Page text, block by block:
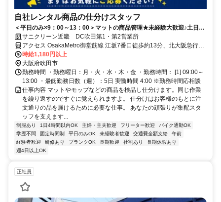
自社レンタル商品の仕分けスタッフ
＜平日のみ×9：00～13：00＞マットの商品管理★未経験大歓迎♪土日祝
休み！
サニクリーン近畿 DC吹田第1・第2営業所
アクセス OsakaMetro御堂筋線 江坂7番口徒歩約13分、北大阪急行電
鉄 江坂7番口徒歩約13分、ＪＲおおさか東線/ＪＲ関西本線〔大和路
線〕 南吹田北口徒歩約14分
時給1,180円以上
大阪府吹田市
勤務時間 ・勤務曜日：月・火・水・木・金 ・勤務時間： [1] 09:00～
13:00 ・最低勤務日数（週）：5日 実働時間 4:00 ※勤務時間応相談
仕事内容 マットやモップなどの商品を検品し仕分けます。同じ作業
を繰り返すのですぐに覚えられますよ。 仕分けはお客様のもとに注
文通りの品を届けるために必要な仕事。 あなたの頑張りが集配スタ
ッフを支えます...
制服あり 1日4時間以内OK 主婦・主夫歓迎 フリーター歓迎
バイク通勤OK
学歴不問
固定時間制 平日のみOK 未経験者歓迎 交通費全額支給
午前
経験者歓迎
研修あり ブランクOK 長期歓迎 社割あり
長期休暇あり
週4日以上OK
正社員